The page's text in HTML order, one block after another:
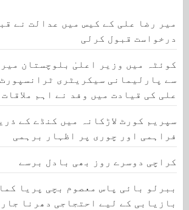
میر رضا علی کے کیس میں عدالت نے
درخواست قبول کرلی
کوئٹہ میں وزیر اعلیٰ بلوچستان
سے پارلیمانی سیکریٹری
علی کی قیادت میں وفد نے اہم ملاقات
سپریم کورٹ لاڑکانہ میں کنڈے کے
فراہمی اور چوری پر اظہار برہمی
کراچی دوسرے روز بھی بادل برسے
ببرلو بائی پاس معصوم بچی پریا
بازیابی کے لیے احتجاجی دھرنا